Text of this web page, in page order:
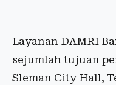
Layanan DAMRI
sejumlah tujuan
Sleman City Hall,